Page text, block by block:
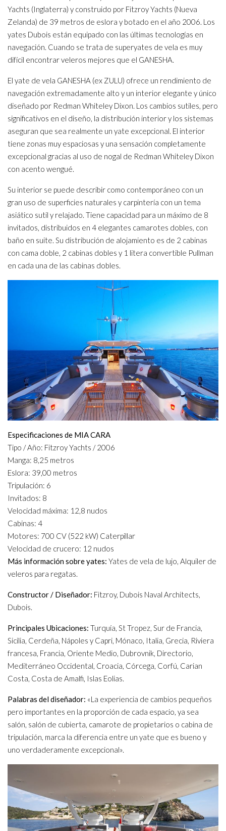
Yachts (Inglaterra) y construido por Fitzroy Yachts (Nueva
Zelanda) de 39 metros de eslora y botado en el año 2006. Los
yates Dubois están equipado con las últimas tecnologías en
navegación. Cuando se trata de superyates de vela es muy
difícil encontrar veleros mejores que el GANESHA.
El yate de vela GANESHA (ex ZULU) ofrece un rendimiento de
navegación extremadamente alto y un interior elegante y único
diseñado por Redman Whiteley Dixon. Los cambios sutiles, pero
significativos en el diseño, la distribución interior y los sistemas
aseguran que sea realmente un yate excepcional. El interior
tiene zonas muy espaciosas y una sensación completamente
excepcional gracias al uso de nogal de Redman Whiteley Dixon
con acento wengué.
Su interior se puede describir como contemporáneo con un
gran uso de superficies naturales y carpintería con un tema
asiático sutil y relajado. Tiene capacidad para un máximo de 8
invitados, distribuidos en 4 elegantes camarotes dobles, con
baño en suite. Su distribución de alojamiento es de 2 cabinas
con cama doble, 2 cabinas dobles y 1 litera convertible Pullman
en cada una de las cabinas dobles.
Especificaciones de MIA CARA
Tipo / Año: Fitzroy Yachts / 2006
Manga: 8,25 metros
Eslora: 39,00 metros
Tripulación: 6
Invitados: 8
Velocidad máxima: 12,8 nudos
Cabinas: 4
Motores: 700 CV (522 kW) Caterpillar
Velocidad de crucero: 12 nudos
Más información sobre yates: Yates de vela de lujo, Alquiler de
veleros para regatas.
Constructor / Diseñador: Fitzroy, Dubois Naval Architects,
Dubois.
Principales Ubicaciones: Turquía, St Tropez, Sur de Francia,
Sicilia, Cerdeña, Nápoles y Capri, Mónaco, Italia, Grecia, Riviera
francesa, Francia, Oriente Medio, Dubrovnik, Directorio,
Mediterráneo Occidental, Croacia, Córcega, Corfú, Carian
Costa, Costa de Amalfi, Islas Eolias.
Palabras del diseñador: «La experiencia de cambios pequeños
pero importantes en la proporción de cada espacio, ya sea
salón, salón de cubierta, camarote de propietarios o cabina de
tripulación, marca la diferencia entre un yate que es bueno y
uno verdaderamente excepcional».